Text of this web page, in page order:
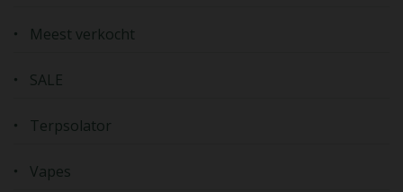
Meest verkocht
SALE
Terpsolator
Vapes